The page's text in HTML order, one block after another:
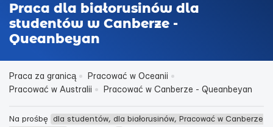
Praca dla białorusinów dla
studentów w Canberze -
Queanbeyan
Praca za granicą
Pracować w Oceanii
Pracować w Australii
Pracować w Canberze - Queanbeyan
Na prośbę dla studentów, dla białorusinów, Pracować w Canberze